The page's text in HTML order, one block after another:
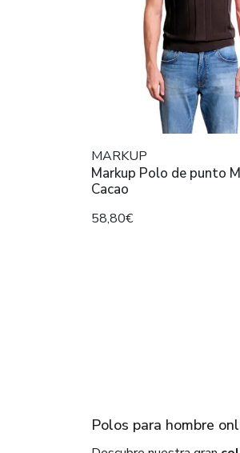
MARKUP
Markup Polo de punto
Cacao
58,80€
Polos para hombre